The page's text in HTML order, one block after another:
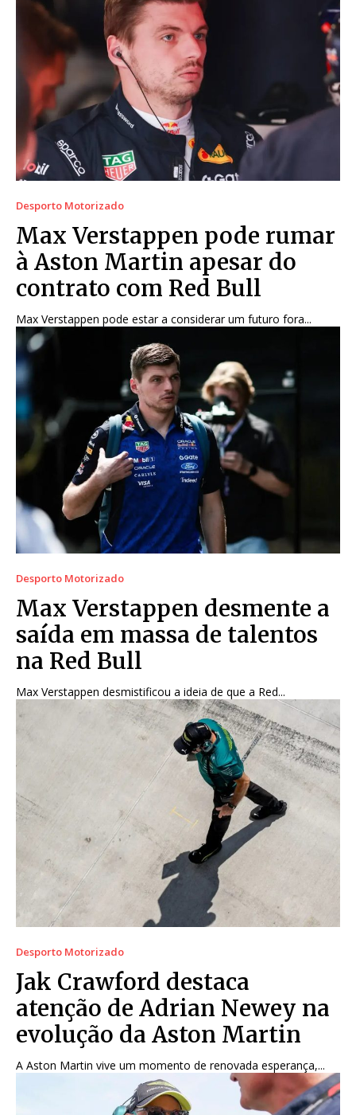
Desporto Motorizado
Max Verstappen pode rumar
à Aston Martin apesar do
contrato com Red Bull
Max Verstappen pode estar a considerar um futuro fora...
Desporto Motorizado
Max Verstappen desmente a
saída em massa de talentos
na Red Bull
Max Verstappen desmistificou a ideia de que a Red...
Desporto Motorizado
Jak Crawford destaca
atenção de Adrian Newey na
evolução da Aston Martin
A Aston Martin vive um momento de renovada esperança,...